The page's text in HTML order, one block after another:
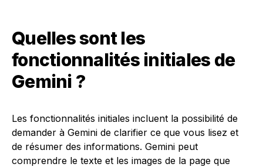
Quelles sont les
fonctionnalités initiales de
Gemini ?
Les fonctionnalités initiales incluent la possibilité de
demander à Gemini de clarifier ce que vous lisez et
de résumer des informations. Gemini peut
comprendre le texte et les images de la page que